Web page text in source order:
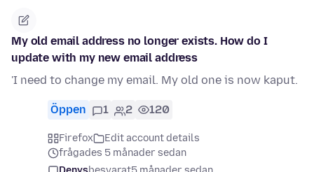
My old email address no longer exists. How do I
update with my new email address
'I need to change my email. My old one is now kaput.
Öppen 1 2 120
Firefox
Edit account details
frågades 5 månader sedan